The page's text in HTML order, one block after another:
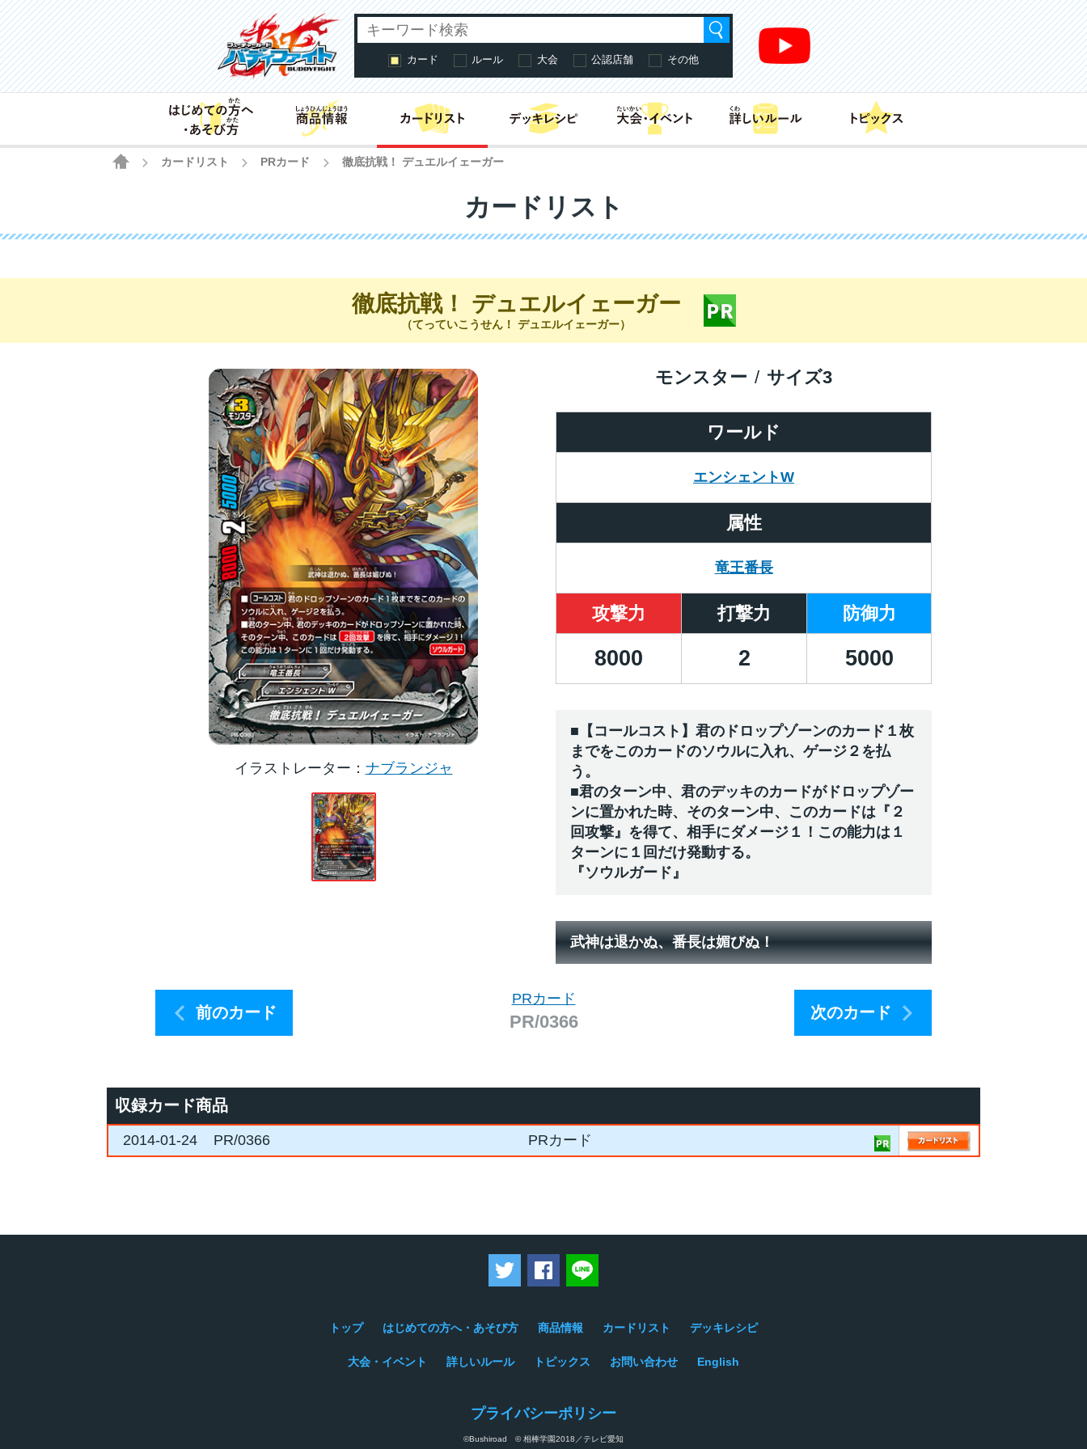
カード ルール 大会 公認店舗 その他
はじめての方へ・あそび方商品情報 カードリスト
HOME
カードリスト PRカード 徹底抗戦！ デュエルイェーガー
カードリスト
徹底抗戦！ デュエルイェーガー
（てっていこうせん！ デュエルイェーガー）
イラストレーター ナブランジャ
ワールド
エンシェントW
モンスター サイズ3
属性
竜王番長
攻撃力 打撃力 防御力
8000 2 5000
■【コールコスト】君のドロップゾーンのカード１枚
までをこのカードのソウルに入れ、ゲージ２を払
う。
■君のターン中、君のデッキのカードがドロップゾー
ンに置かれた時、そのターン中、このカードは『２
回攻撃』を得て、相手にダメージ１！この能力は１
ターンに１回だけ発動する。
『ソウルガード』
武神は退かぬ、番長は媚びぬ！
前のカード
PRカード
PR/0366 次のカード
収録カード商品
2014-01-24 PR/0366 PRカード
ツイートするFacebookでシェアする
トップ はじめての方へ・あそび方 商品情報 カードリスト デッキレシピ
大会・イベント 詳しいルール トピックス お問い合わせ English
プライバシーポリシー
©Bushiroad © 相棒学園2018／テレビ愛知